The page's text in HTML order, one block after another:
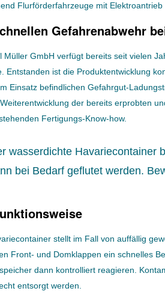
Flurförderfahrzeuge mit Elektroantrieb
Gefahrenabwehr
Müller GmbH verfügt bereits seit vielen
Entstanden ist die Produktentwicklung
Einsatz befindlichen Gefahrgut-
der bereits erprobten
Fertigungs-Know-how.
wasserdichte Havariecontainer
bei Bedarf geflutet werden.
stellt im Fall von auffällig
Front- und Domklappen ein schnelles
dann kontrolliert reagieren.
entsorgt werden.